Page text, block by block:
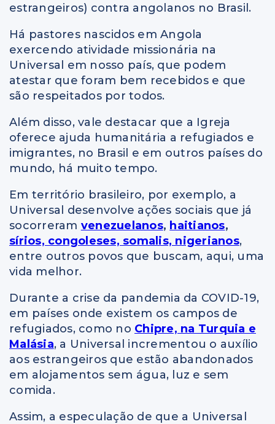
estrangeiros) contra angolanos no Brasil.
Há pastores nascidos em Angola
exercendo atividade missionária na
Universal em nosso país, que podem
atestar que foram bem recebidos e que
são respeitados por todos.
Além disso, vale destacar que a Igreja
oferece ajuda humanitária a refugiados e
imigrantes, no Brasil e em outros países do
mundo, há muito tempo.
Em território brasileiro, por exemplo, a
Universal desenvolve ações sociais que já
socorreram venezuelanos, haitianos,
sírios, congoleses, somalis, nigerianos,
entre outros povos que buscam, aqui, uma
vida melhor.
Durante a crise da pandemia da COVID-19,
em países onde existem os campos de
refugiados, como no Chipre, na Turquia e
Malásia, a Universal incrementou o auxílio
aos estrangeiros que estão abandonados
em alojamentos sem água, luz e sem
comida.
Assim, a especulação de que a Universal